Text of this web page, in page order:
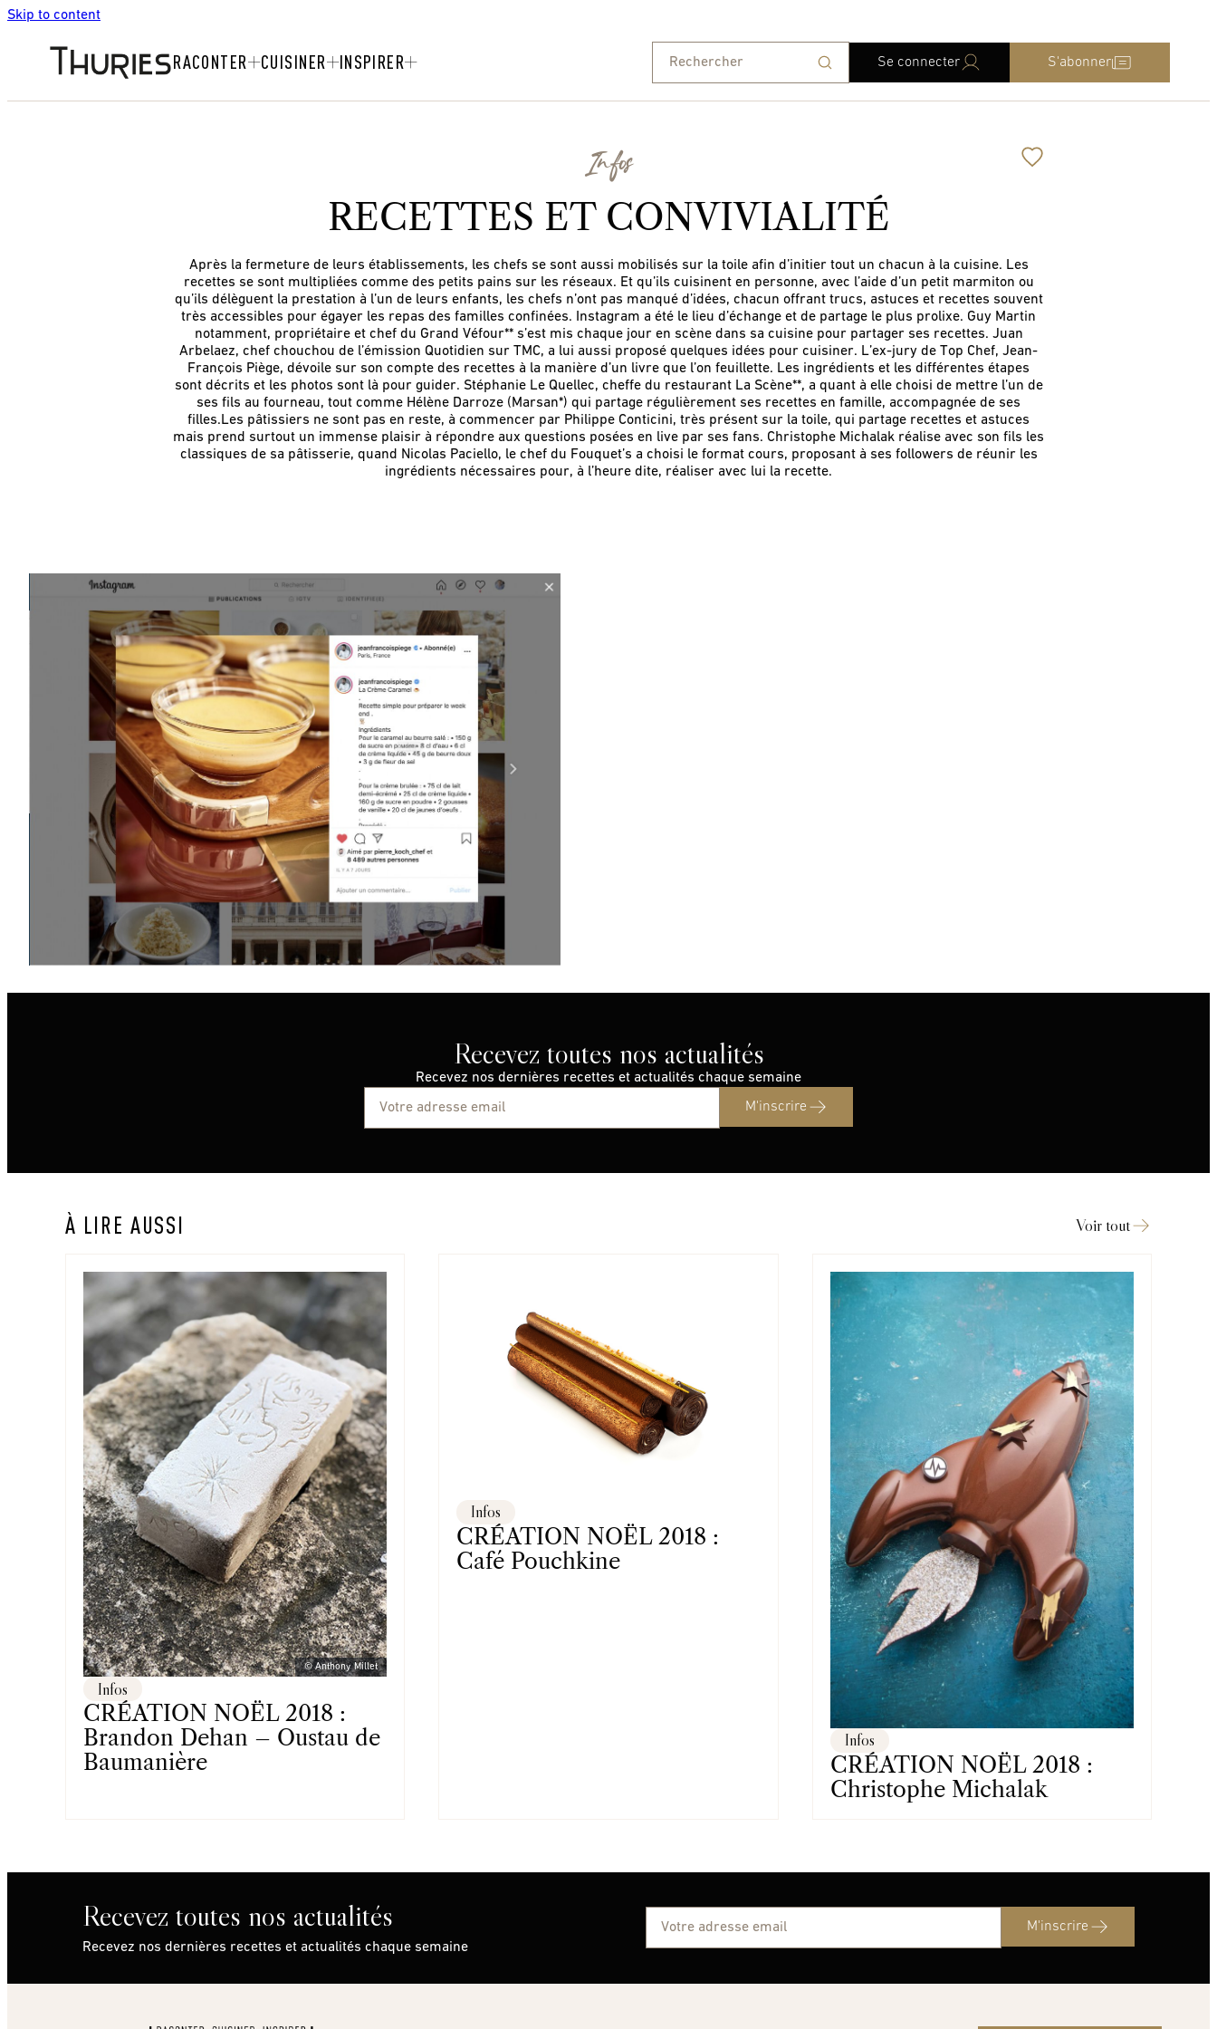
Skip to content
RACONTER CUISINER INSPIRER Se connecter S'abonner
Infos
RECETTES ET CONVIVIALITÉ
Après la fermeture de leurs établissements, les chefs se sont aussi mobilisés sur la toile afin d’initier tout un chacun à la cuisine. Les
recettes se sont multipliées comme des petits pains sur les réseaux. Et qu’ils cuisinent en personne, avec l’aide d’un petit marmiton ou
qu’ils délèguent la prestation à l’un de leurs enfants, les chefs n’ont pas manqué d’idées, chacun offrant trucs, astuces et recettes souvent
très accessibles pour égayer les repas des familles confinées. Instagram a été le lieu d’échange et de partage le plus prolixe. Guy Martin
notamment, propriétaire et chef du Grand Véfour** s’est mis chaque jour en scène dans sa cuisine pour partager ses recettes. Juan
Arbelaez, chef chouchou de l’émission Quotidien sur TMC, a lui aussi proposé quelques idées pour cuisiner. L’ex-jury de Top Chef, Jean-
François Piège, dévoile sur son compte des recettes à la manière d’un livre que l’on feuillette. Les ingrédients et les différentes étapes
sont décrits et les photos sont là pour guider. Stéphanie Le Quellec, cheffe du restaurant La Scène**, a quant à elle choisi de mettre l’un de
ses fils au fourneau, tout comme Hélène Darroze (Marsan*) qui partage régulièrement ses recettes en famille, accompagnée de ses
filles.Les pâtissiers ne sont pas en reste, à commencer par Philippe Conticini, très présent sur la toile, qui partage recettes et astuces
mais prend surtout un immense plaisir à répondre aux questions posées en live par ses fans. Christophe Michalak réalise avec son fils les
classiques de sa pâtisserie, quand Nicolas Paciello, le chef du Fouquet’s a choisi le format cours, proposant à ses followers de réunir les
ingrédients nécessaires pour, à l’heure dite, réaliser avec lui la recette.
Recevez toutes nos actualités
Recevez nos dernières recettes et actualités chaque semaine
M'inscrire
À LIRE AUSSI Voir tout
© Anthony Millet
Infos
CRÉATION NOËL 2018 :
Brandon Dehan – Oustau de
Baumanière
Infos
CRÉATION NOËL 2018 :
Café Pouchkine
Infos
CRÉATION NOËL 2018 :
Christophe Michalak
Recevez toutes nos actualités
Recevez nos dernières recettes et actualités chaque semaine
M'inscrire